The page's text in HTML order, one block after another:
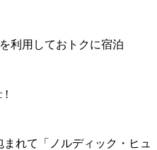
利用しておトクに宿泊
!
れて「ノルディック・ヒュ